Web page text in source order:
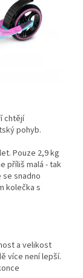
chtějí
pohyb.
Pouze 2,9 kg
příliš malá - tak
snadno
kolečka s
a velikost
více není lepší.